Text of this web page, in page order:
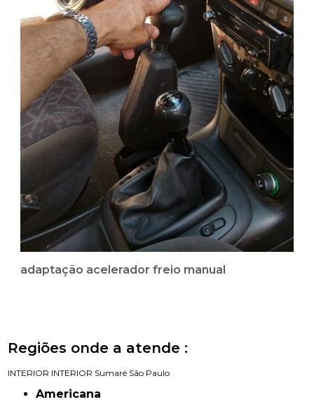
adaptação acelerador freio manual
Regiões onde a atende :
INTERIOR INTERIOR Sumaré São Paulo
Americana